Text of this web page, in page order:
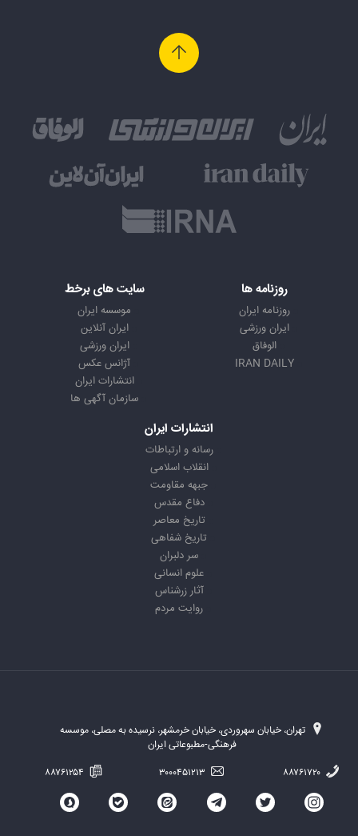
روزنامه ها
روزنامه ایران
ایران ورزشی
الوفاق
IRAN DAILY
سایت های برخط
موسسه ایران
ایران آنلاین
ایران ورزشی
آژانس عکس
انتشارات ایران
سازمان آگهی ها
انتشارات ایران
رسانه و ارتباطات
انقلاب اسلامی
جبهه مقاومت
دفاع مقدس
تاریخ معاصر
تاریخ شفاهی
سر دلبران
علوم انسانی
آثار زرشناس
روایت مردم
تهران، خیابان سهروردی، خیابان خرمشهر، نرسیده به مصلی، موسسه
فرهنگی-مطبوعاتی ایران